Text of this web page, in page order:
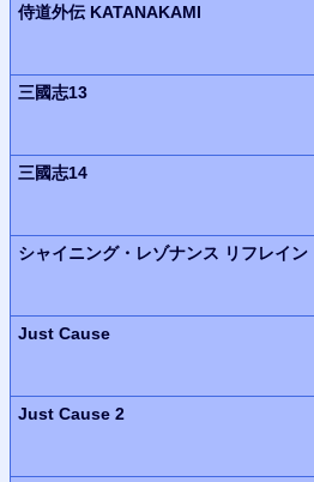
侍道外伝 KATANAKAMI
三國志13
三國志14
シャイニング・レゾナンス リフレイン
Just Cause
Just Cause 2